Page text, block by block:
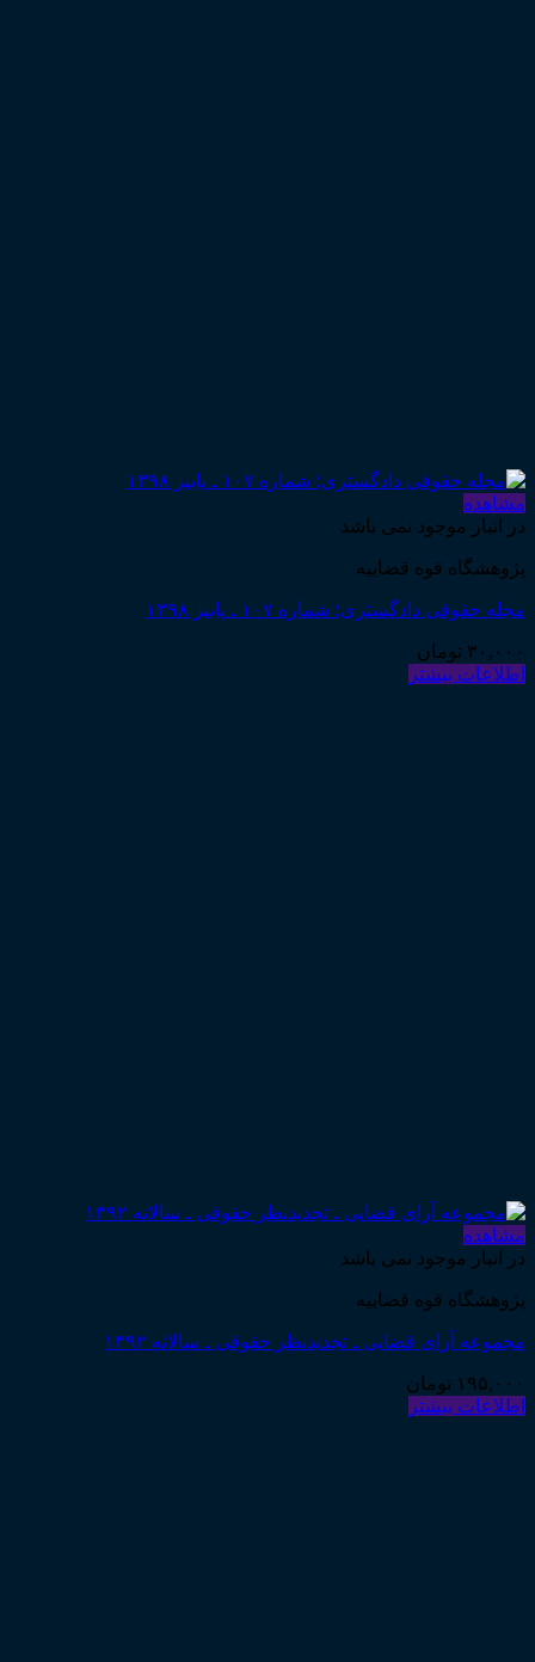
مشاهده
در انبار موجود نمی باشد
پژوهشگاه قوه قضاییه
مجله حقوقی دادگستری؛ شماره ۱۰۷ ـ پاییز ۱۳۹۸
۳۰,۰۰۰ تومان
اطلاعات بیشتر
مشاهده
در انبار موجود نمی باشد
پژوهشگاه قوه قضاییه
مجموعه آرای قضایی ـ تجدیدنظر حقوقی ـ سالانه ۱۳۹۲
۱۹۵,۰۰۰ تومان
اطلاعات بیشتر